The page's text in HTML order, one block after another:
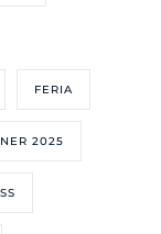
FERIA
2025